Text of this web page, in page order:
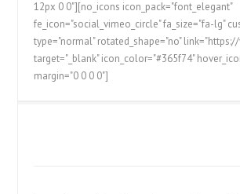
12px 0 0"][no_icons icon_pack="font_elegant"
fe_icon="social_vimeo_circle" fa_size="fa-lg"
type="normal" rotated_shape="no"
target="_blank" icon_color="#365f74"
margin="0 0 0 0"]